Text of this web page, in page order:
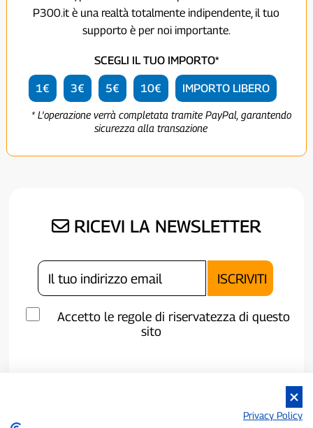
P300.it è una realtà totalmente indipendente, il tuo
supporto è per noi importante.
SCEGLI IL TUO IMPORTO*
1€ 3€ 5€ 10€ IMPORTO LIBERO
* L'operazione verrà completata tramite PayPal, garantendo
sicurezza alla transazione
RICEVI LA NEWSLETTER
Accetto le regole di riservatezza di questo
sito
Privacy Policy